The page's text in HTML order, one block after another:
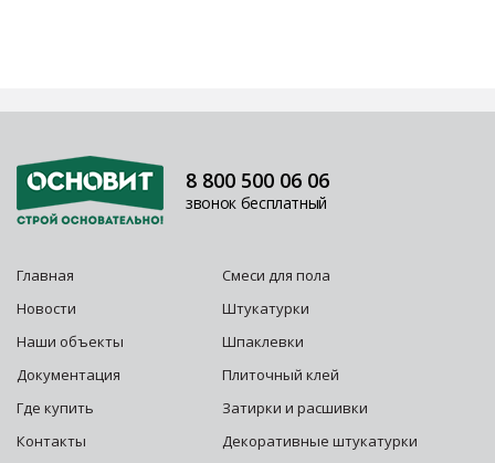
Главная
Новости
Наши объекты
Документация
Где купить
Контакты
Смеси для пола
Штукатурки
Шпаклевки
Плиточный клей
Затирки и расшивки
Декоративные штукатурки
8 800 500 06 06
звонок бесплатный